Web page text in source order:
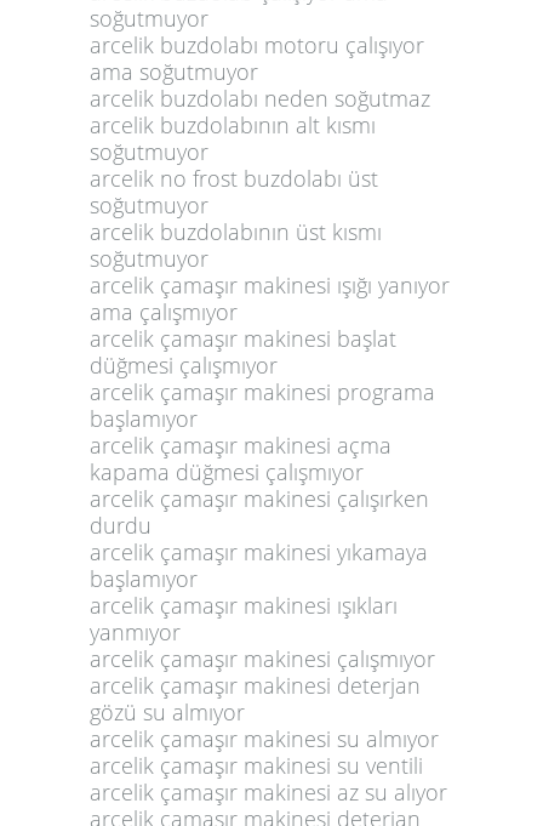
soğutmuyor
arcelik buzdolabı motoru çalışıyor
ama soğutmuyor
arcelik buzdolabı neden soğutmaz
arcelik buzdolabının alt kısmı
soğutmuyor
arcelik no frost buzdolabı üst
soğutmuyor
arcelik buzdolabının üst kısmı
soğutmuyor
arcelik çamaşır makinesi ışığı yanıyor
ama çalışmıyor
arcelik çamaşır makinesi başlat
düğmesi çalışmıyor
arcelik çamaşır makinesi programa
başlamıyor
arcelik çamaşır makinesi açma
kapama düğmesi çalışmıyor
arcelik çamaşır makinesi çalışırken
durdu
arcelik çamaşır makinesi yıkamaya
başlamıyor
arcelik çamaşır makinesi ışıkları
yanmıyor
arcelik çamaşır makinesi çalışmıyor
arcelik çamaşır makinesi deterjan
gözü su almıyor
arcelik çamaşır makinesi su almıyor
arcelik çamaşır makinesi su ventili
arcelik çamaşır makinesi az su alıyor
arcelik çamaşır makinesi deterjan